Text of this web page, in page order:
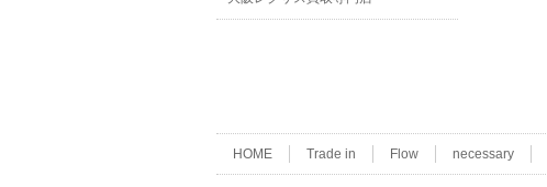
HOME Trade in Flow necessary